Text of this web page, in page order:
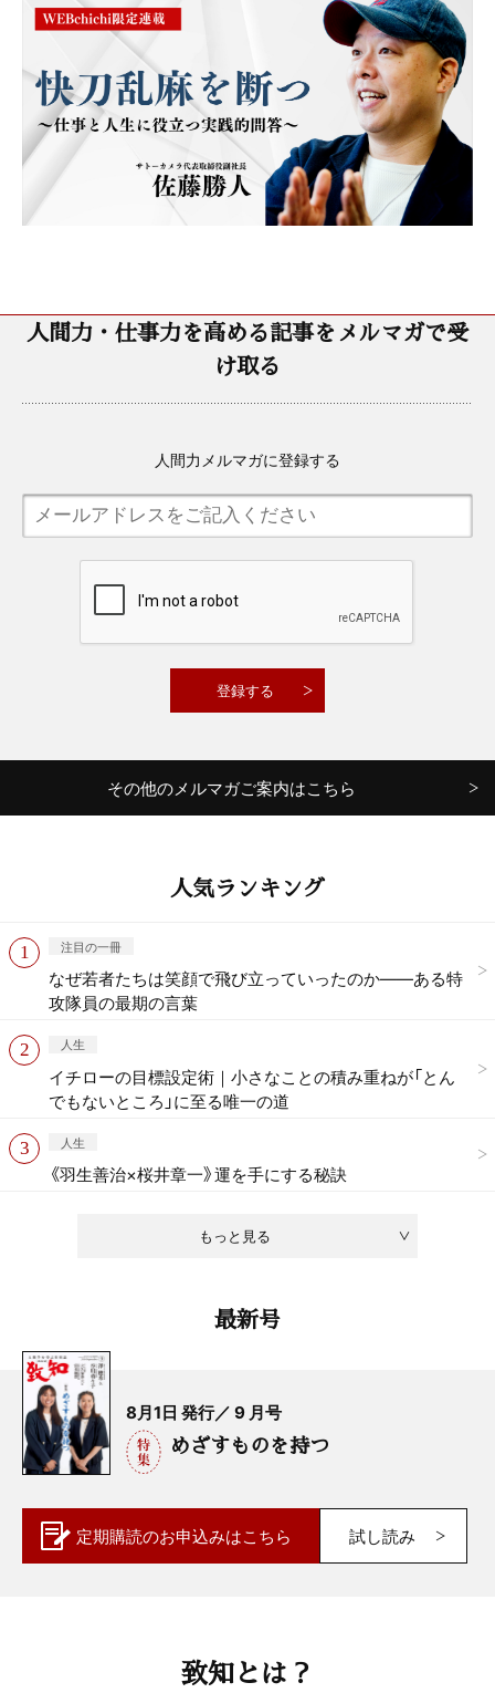
人間力・仕事力を高める記事をメルマガで受
け取る
人間力メルマガに登録する
その他のメルマガご案内はこちら
人気ランキング
もっと見る
注目の一冊
なぜ若者たちは笑顔で飛び立っていったのか——ある特
攻隊員の最期の言葉
人生
イチローの目標設定術｜小さなことの積み重ねが「とん
でもないところ」に至る唯一の道
人生
《羽生善治×桜井章一》運を手にする秘訣
最新号
8月1日 発行／ 9 月号
めざすものを持つ
定期購読のお申込みはこちら 試し読み
致知とは？